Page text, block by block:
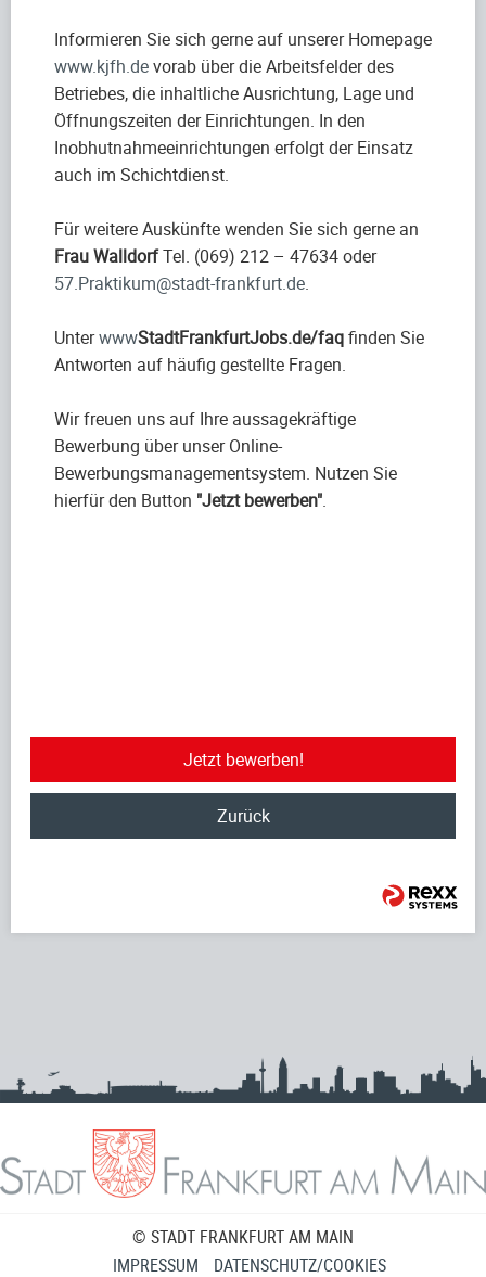
Informieren Sie sich gerne auf unserer Homepage
www.kjfh.devorab über die Arbeitsfelder des
Betriebes, die inhaltliche Ausrichtung, Lage und
Öffnungszeiten der Einrichtungen. In den
Inobhutnahmeeinrichtungen erfolgt der Einsatz
auch im Schichtdienst.
Für weitere Auskünfte wenden Sie sich gerne an
Frau WalldorfTel. (069) 212 – 47634 oder
57.Praktikum@stadt-frankfurt.de.
UnterwwwStadtFrankfurtJobs.de/faqfinden Sie
Antworten auf häufig gestellte Fragen.
Wir freuen uns auf Ihre aussagekräftige
Bewerbung über unser Online-
Bewerbungsmanagementsystem. Nutzen Sie
hierfür den Button "Jetzt bewerben".
Jetzt bewerben!
Zurück
© STADT FRANKFURT AM MAIN
IMPRESSUM
DATENSCHUTZ/COOKIES